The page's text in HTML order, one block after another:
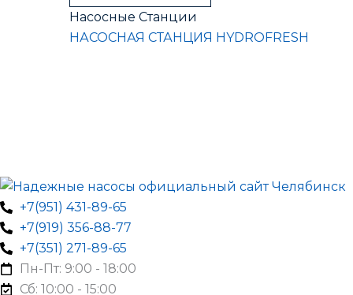
Насосные Станции
НАСОСНАЯ СТАНЦИЯ HYDROFRESH
+7(951) 431-89-65
+7(919) 356-88-77
+7(351) 271-89-65
Пн-Пт: 9:00 - 18:00
Сб: 10:00 - 15:00